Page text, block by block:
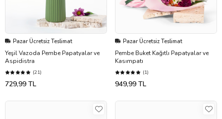
Pazar Ücretsiz Teslimat
Yeşil Vazoda Pembe Papatyalar ve
Aspidistra
(21)
729,99 TL
Pazar Ücretsiz Teslimat
Pembe Buket Kağıtlı Papatyalar ve
Kasımpatı
(1)
949,99 TL